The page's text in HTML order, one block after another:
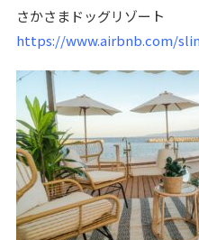
さかさまドッグリゾート
https://www.airbnb.com/